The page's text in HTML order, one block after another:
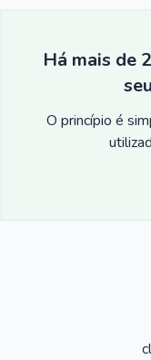
Há mais de
O princípio é